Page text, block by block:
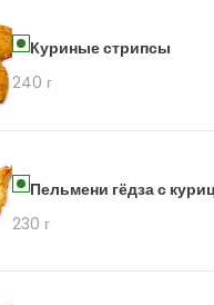
Куриные стрипсы
240 г
Пельмени гёдза с
230 г